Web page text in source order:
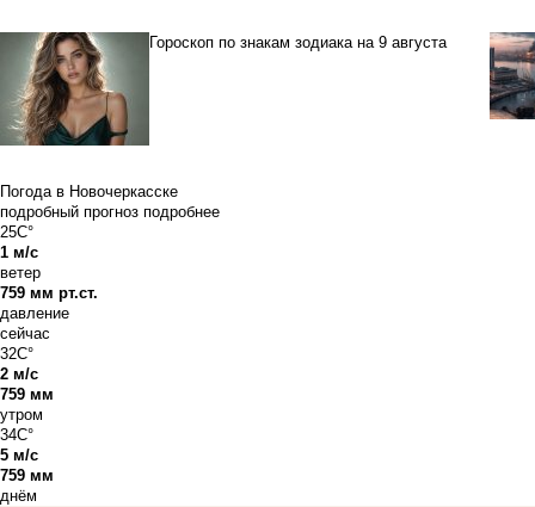
Гороскоп по знакам зодиака на 9 августа
Погода в Новочеркасске
подробный прогноз подробнее
25C°
1 м/с
ветер
759 мм рт.ст.
давление
сейчас
32C°
2 м/с
759 мм
утром
34C°
5 м/с
759 мм
днём